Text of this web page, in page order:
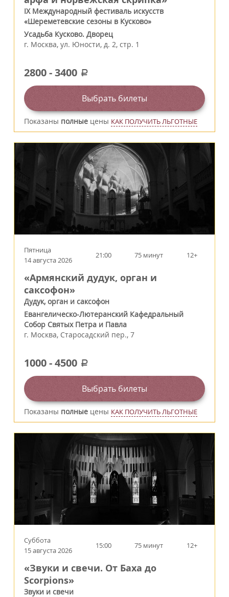
IX Международный фестиваль искусств
«Шереметевские сезоны в Кусково»
Усадьба Кусково. Дворец
г. Москва, ул. Юности, д. 2, стр. 1
2800-3400 a
Выбрать билеты
Показаны полные цены КАК ПОЛУЧИТЬ ЛЬГОТНЫЕ
Пятница
14 августа 2026
21:00 75 минут 12+
«Армянский дудук, орган и
саксофон»
Дудук, орган и саксофон
Евангелическо-Лютеранский Кафедральный
Собор Святых Петра и Павла
г. Москва, Старосадский пер., 7
1000-4500 a
Выбрать билеты
Показаны полные цены КАК ПОЛУЧИТЬ ЛЬГОТНЫЕ
Суббота
15 августа 2026
15:00 75 минут 12+
«Звуки и свечи. От Баха до
Scorpions»
Звуки и свечи